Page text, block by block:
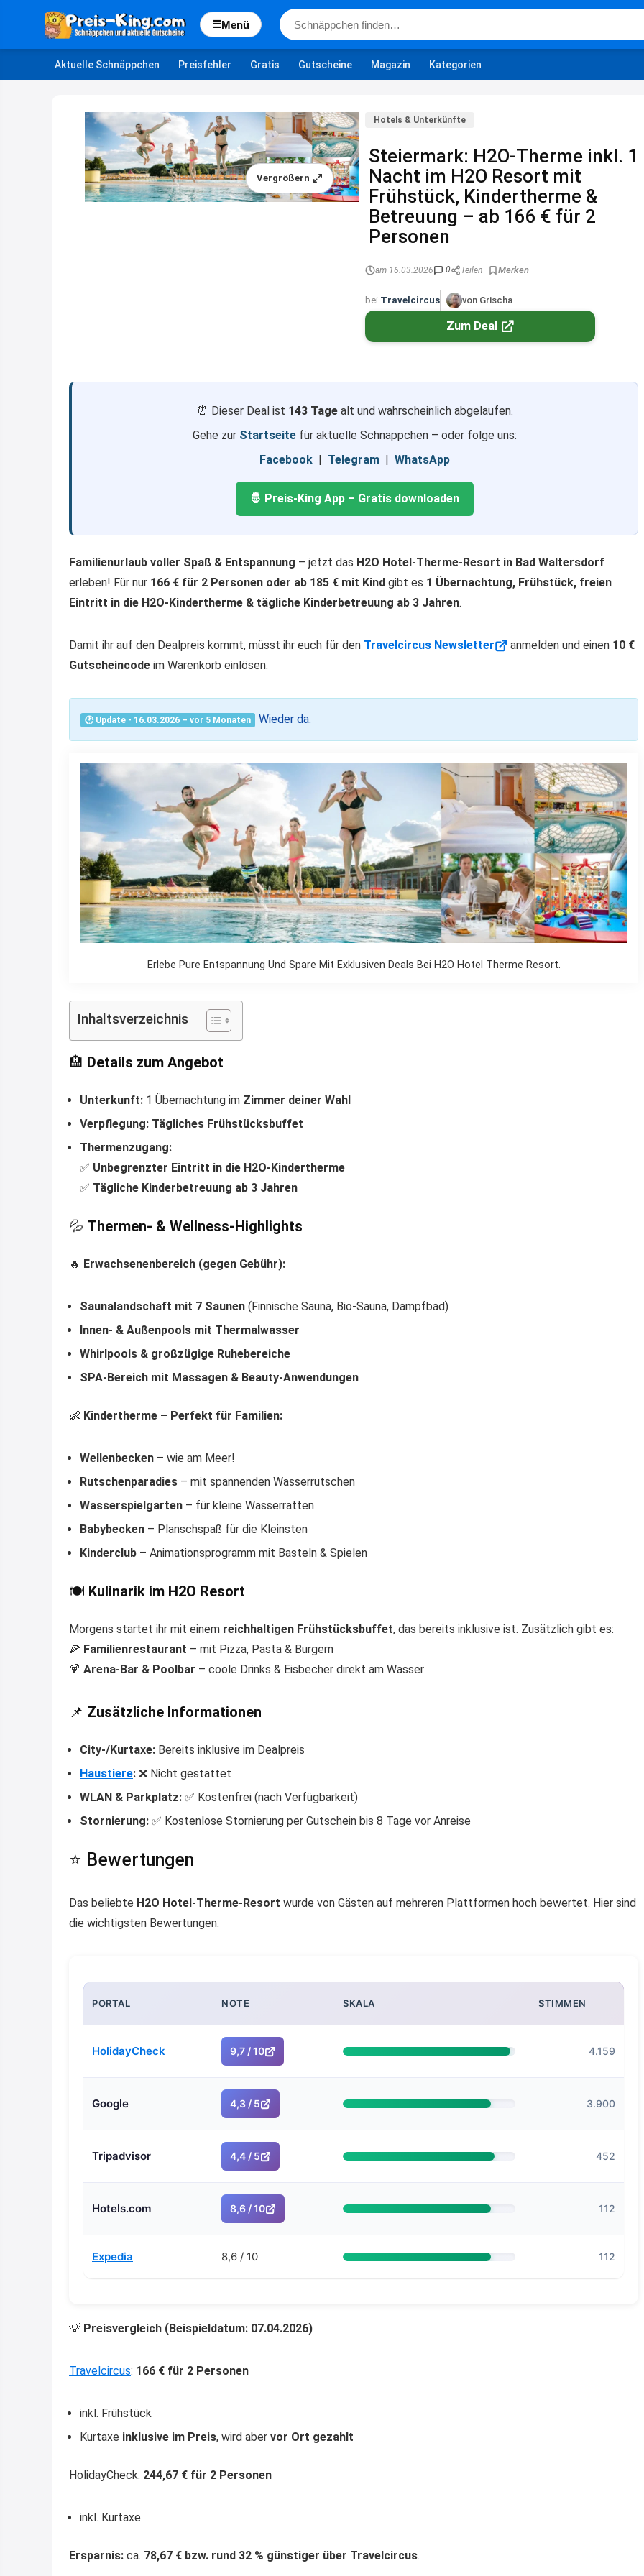
☰Menü
Aktuelle Schnäppchen Preisfehler Gratis Gutscheine Magazin Kategorien
Vergrößern
Hotels & Unterkünfte
Steiermark: H2O-Therme inkl. 1
Nacht im H2O Resort mit
Frühstück, Kindertherme &
Betreuung – ab 166 € für 2
Personen
am 16.03.2026 0 Teilen
bei Travelcircus von Grischa
Zum Deal
⏰ Dieser Deal ist 143 Tagealt und wahrscheinlich abgelaufen.
Gehe zur Startseite für aktuelle Schnäppchen – oder folge uns:
Facebook | Telegram | WhatsApp
🤴 Preis-King App – Gratis downloaden
Familienurlaub voller Spaß & Entspannung – jetzt das H2O Hotel-Therme-Resort in Bad Waltersdorf
erleben! Für nur 166 € für 2 Personen oder ab 185 € mit Kind gibt es 1 Übernachtung, Frühstück, freien
Eintritt in die H2O-Kindertherme & tägliche Kinderbetreuung ab 3 Jahren.
Damit ihr auf den Dealpreis kommt, müsst ihr euch für den Travelcircus Newsletter anmelden und einen 10 €
Gutscheincode im Warenkorb einlösen.
🕐 Update - 16.03.2026 – vor 5 Monaten Wieder da.
Erlebe Pure Entspannung Und Spare Mit Exklusiven Deals Bei H2O Hotel Therme Resort.
Inhaltsverzeichnis
🏨 Details zum Angebot
Unterkunft: 1 Übernachtung im Zimmer deiner Wahl
Verpflegung: Tägliches Frühstücksbuffet
Thermenzugang:
✅ Unbegrenzter Eintritt in die H2O-Kindertherme
✅ Tägliche Kinderbetreuung ab 3 Jahren
💦 Thermen- & Wellness-Highlights
🔥 Erwachsenenbereich (gegen Gebühr):
Saunalandschaft mit 7 Saunen (Finnische Sauna, Bio-Sauna, Dampfbad)
Innen- & Außenpools mit Thermalwasser
Whirlpools & großzügige Ruhebereiche
SPA-Bereich mit Massagen & Beauty-Anwendungen
👶 Kindertherme – Perfekt für Familien:
Wellenbecken – wie am Meer!
Rutschenparadies – mit spannenden Wasserrutschen
Wasserspielgarten – für kleine Wasserratten
Babybecken – Planschspaß für die Kleinsten
Kinderclub – Animationsprogramm mit Basteln & Spielen
🍽 Kulinarik im H2O Resort
Morgens startet ihr mit einem reichhaltigen Frühstücksbuffet, das bereits inklusive ist. Zusätzlich gibt es:
🍕 Familienrestaurant – mit Pizza, Pasta & Burgern
🍹 Arena-Bar & Poolbar – coole Drinks & Eisbecher direkt am Wasser
📌 Zusätzliche Informationen
City-/Kurtaxe: Bereits inklusive im Dealpreis
Haustiere: ❌ Nicht gestattet
WLAN & Parkplatz: ✅ Kostenfrei (nach Verfügbarkeit)
Stornierung: ✅ Kostenlose Stornierung per Gutschein bis 8 Tage vor Anreise
⭐ Bewertungen
Das beliebte H2O Hotel-Therme-Resort wurde von Gästen auf mehreren Plattformen hoch bewertet. Hier sind
die wichtigsten Bewertungen:
PORTAL NOTE SKALA STIMMEN
HolidayCheck 9,7 / 10 4.159
Google 4,3 / 5 3.900
Tripadvisor 4,4 / 5 452
Hotels.com 8,6 / 10 112
Expedia 8,6 / 10 112
💡 Preisvergleich (Beispieldatum: 07.04.2026)
Travelcircus: 166 € für 2 Personen
inkl. Frühstück
Kurtaxe inklusive im Preis, wird aber vor Ort gezahlt
HolidayCheck: 244,67 € für 2 Personen
inkl. Kurtaxe
Ersparnis: ca. 78,67 € bzw. rund 32 % günstiger über Travelcircus.